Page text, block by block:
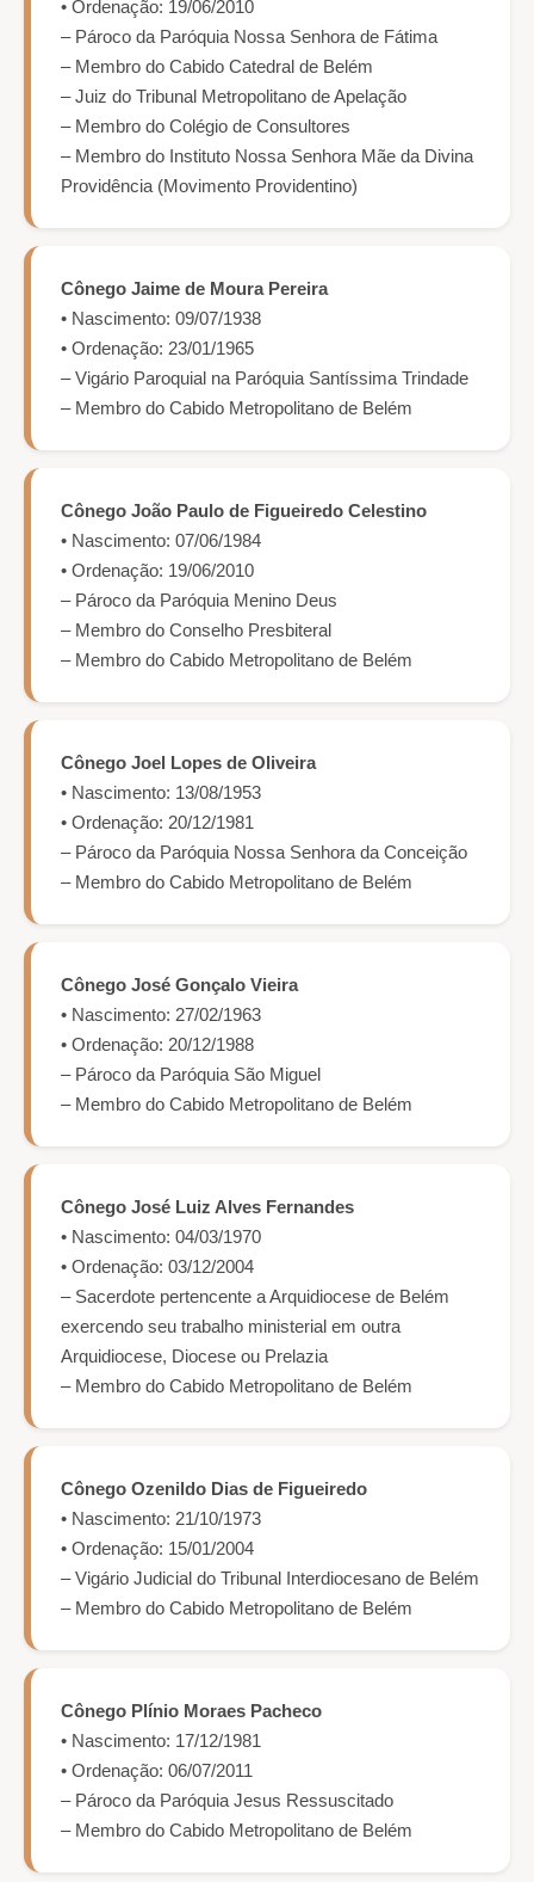
• Ordenação: 19/06/2010
– Pároco da Paróquia Nossa Senhora de Fátima
– Membro do Cabido Catedral de Belém
– Juiz do Tribunal Metropolitano de Apelação
– Membro do Colégio de Consultores
– Membro do Instituto Nossa Senhora Mãe da Divina
Providência (Movimento Providentino)
Cônego Jaime de Moura Pereira
• Nascimento: 09/07/1938
• Ordenação: 23/01/1965
– Vigário Paroquial na Paróquia Santíssima Trindade
– Membro do Cabido Metropolitano de Belém
Cônego João Paulo de Figueiredo Celestino
• Nascimento: 07/06/1984
• Ordenação: 19/06/2010
– Pároco da Paróquia Menino Deus
– Membro do Conselho Presbiteral
– Membro do Cabido Metropolitano de Belém
Cônego Joel Lopes de Oliveira
• Nascimento: 13/08/1953
• Ordenação: 20/12/1981
– Pároco da Paróquia Nossa Senhora da Conceição
– Membro do Cabido Metropolitano de Belém
Cônego José Gonçalo Vieira
• Nascimento: 27/02/1963
• Ordenação: 20/12/1988
– Pároco da Paróquia São Miguel
– Membro do Cabido Metropolitano de Belém
Cônego José Luiz Alves Fernandes
• Nascimento: 04/03/1970
• Ordenação: 03/12/2004
– Sacerdote pertencente a Arquidiocese de Belém
exercendo seu trabalho ministerial em outra
Arquidiocese, Diocese ou Prelazia
– Membro do Cabido Metropolitano de Belém
Cônego Ozenildo Dias de Figueiredo
• Nascimento: 21/10/1973
• Ordenação: 15/01/2004
– Vigário Judicial do Tribunal Interdiocesano de Belém
– Membro do Cabido Metropolitano de Belém
Cônego Plínio Moraes Pacheco
• Nascimento: 17/12/1981
• Ordenação: 06/07/2011
– Pároco da Paróquia Jesus Ressuscitado
– Membro do Cabido Metropolitano de Belém